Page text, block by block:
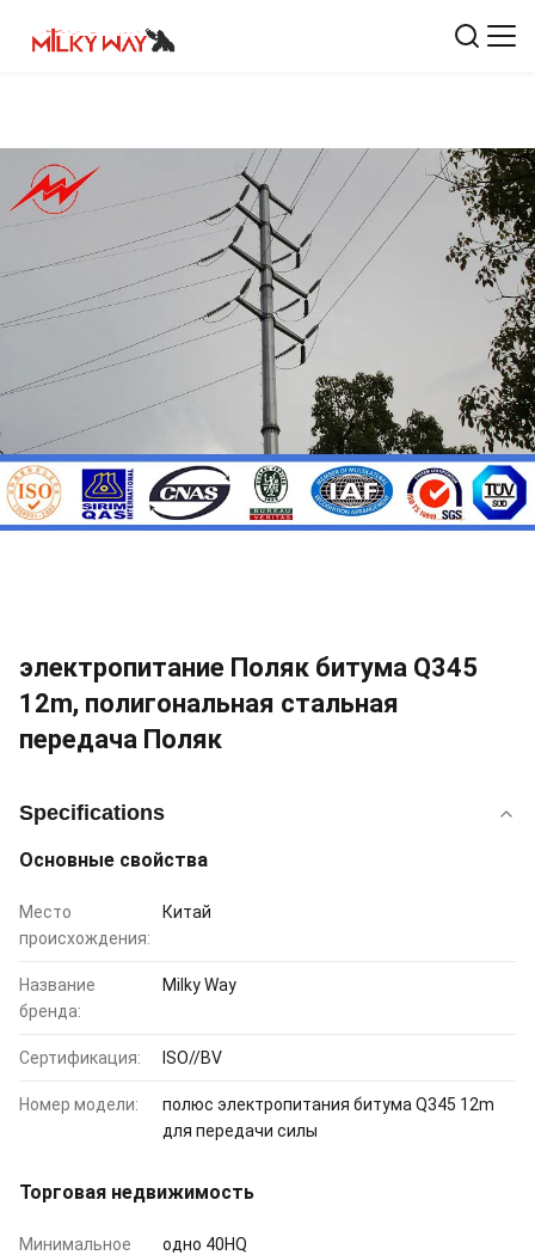
электропитание Поляк битума Q345
12m, полигональная стальная
передача Поляк
Specifications
Основные свойства
Место
происхождения:
Китай
Название
бренда:
Milky Way
Сертификация: ISO//BV
Номер модели:
полюс электропитания битума Q345 12m
для передачи силы
Торговая недвижимость
Минимальное
одно 40HQ